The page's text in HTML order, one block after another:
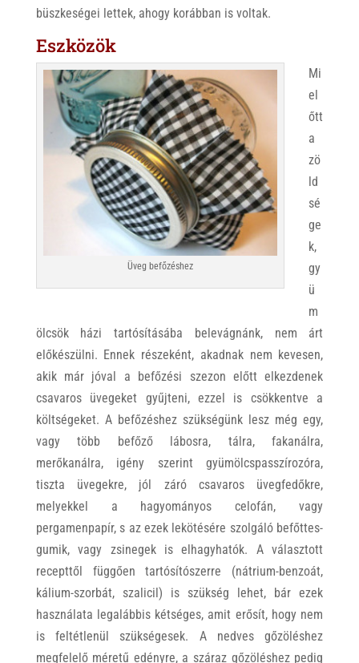
büszkeségei lettek, ahogy korábban is voltak.
Eszközök
Üveg befőzéshez
Mi
el
őtt
a
zö
ld
sé
ge
k,
gy
ü
m
ölcsök házi tartósításába belevágnánk, nem árt
előkészülni. Ennek részeként, akadnak nem kevesen,
akik már jóval a befőzési szezon előtt elkezdenek
csavaros üvegeket gyűjteni, ezzel is csökkentve a
költségeket. A befőzéshez szükségünk lesz még egy,
vagy több befőző lábosra, tálra, fakanálra,
merőkanálra, igény szerint gyümölcspasszírozóra,
tiszta üvegekre, jól záró csavaros üvegfedőkre,
melyekkel a hagyományos celofán, vagy
pergamenpapír, s az ezek lekötésére szolgáló befőttes-
gumik, vagy zsinegek is elhagyhatók. A választott
recepttől függően tartósítószerre (nátrium-benzoát,
kálium-szorbát, szalicil) is szükség lehet, bár ezek
használata legalábbis kétséges, amit erősít, hogy nem
is feltétlenül szükségesek. A nedves gőzöléshez
megfelelő méretű edényre, a száraz gőzöléshez pedig